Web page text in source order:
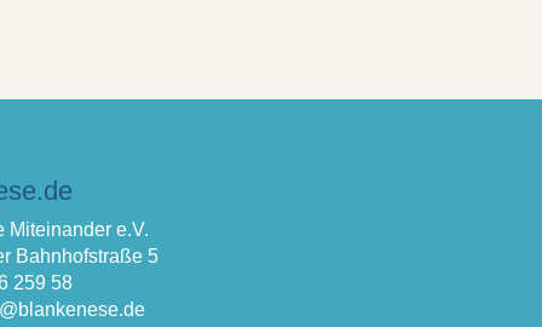
Miteinander e.V.
Bahnhofstraße 5
259 58